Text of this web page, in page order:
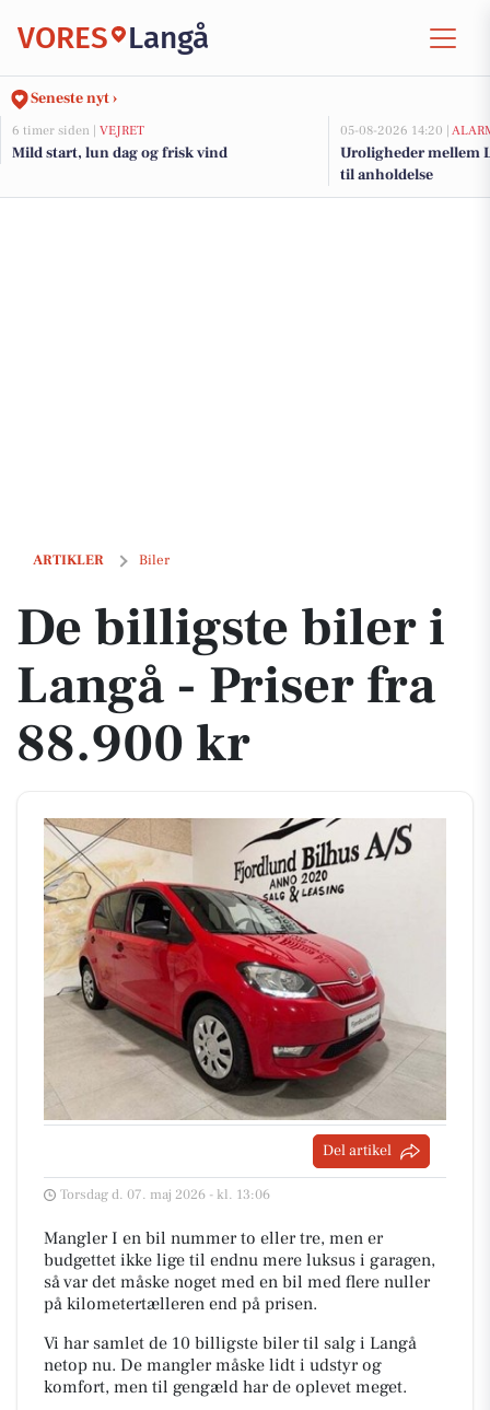
VORES Langå
Seneste nyt ›
6 timer siden | VEJRET
Mild start, lun dag og frisk vind
05-08-2026 14:20 |
Uroligheder mellem
til anholdelse
ARTIKLER Biler
De billigste biler i Langå - Priser fra 88.900 kr
De billigste biler i
Langå - Priser fra
88.900 kr
Del artikel
Torsdag d. 07. maj 2026 - kl. 13:06
Mangler I en bil nummer to eller tre, men er
budgettet ikke lige til endnu mere luksus i garagen,
så var det måske noget med en bil med flere nuller
på kilometertælleren end på prisen.
Vi har samlet de 10 billigste biler til salg i Langå
netop nu. De mangler måske lidt i udstyr og
komfort, men til gengæld har de oplevet meget.